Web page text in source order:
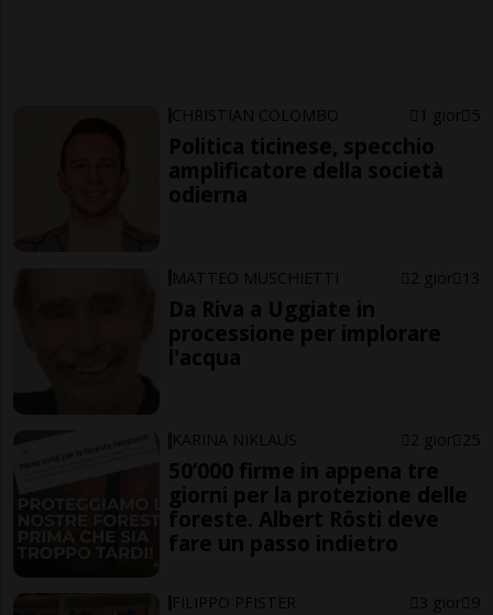
CHRISTIAN COLOMBO 1 gior 5
Politica ticinese, specchio
amplificatore della società
odierna
MATTEO MUSCHIETTI 2 gior 13
Da Riva a Uggiate in
processione per implorare
l'acqua
KARINA NIKLAUS 2 gior 25
50’000 firme in appena tre
giorni per la protezione delle
foreste. Albert Rösti deve
fare un passo indietro
FILIPPO PFISTER 3 gior 9